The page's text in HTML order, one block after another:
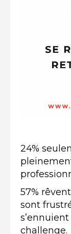
24%
57%
sont
challenge.